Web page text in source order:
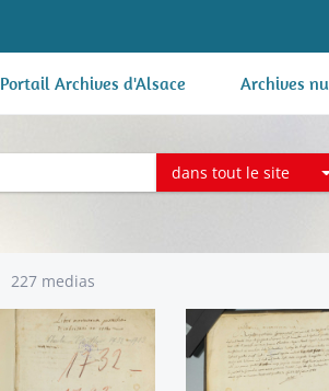
Portail Archives d'Alsace Archives
dans tout le site
227 medias